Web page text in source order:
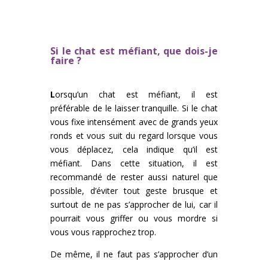
Si le chat est méfiant, que dois-je
faire ?
Lorsqu’un chat est méfiant, il est
préférable de le laisser tranquille. Si le chat
vous fixe intensément avec de grands yeux
ronds et vous suit du regard lorsque vous
vous déplacez, cela indique qu’il est
méfiant. Dans cette situation, il est
recommandé de rester aussi naturel que
possible, d’éviter tout geste brusque et
surtout de ne pas s’approcher de lui, car il
pourrait vous griffer ou vous mordre si
vous vous rapprochez trop.
De même, il ne faut pas s’approcher d’un